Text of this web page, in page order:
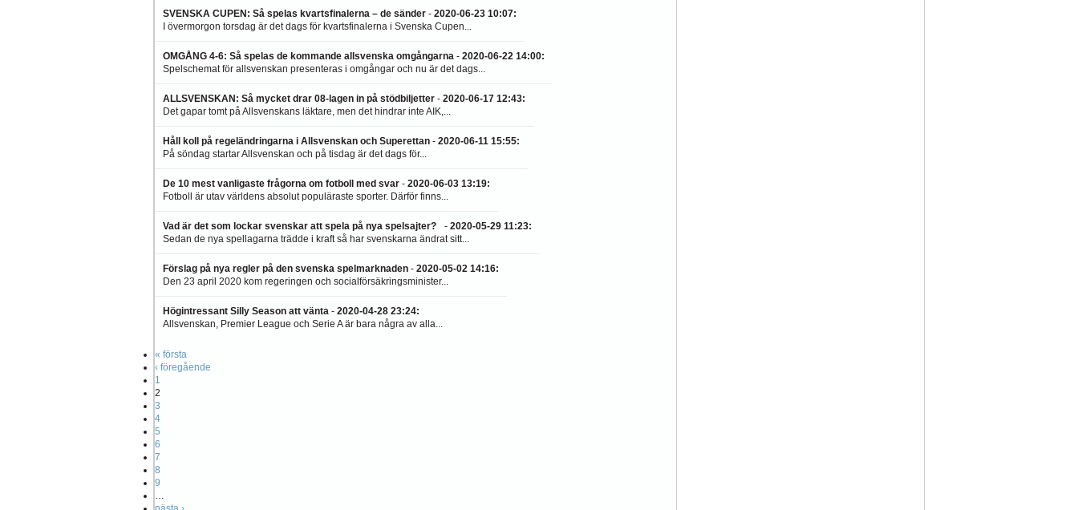
SVENSKA CUPEN: Så spelas kvartsfinalerna – de sänder - 2020-06-23 10:07:
I övermorgon torsdag är det dags för kvartsfinalerna i Svenska Cupen...
OMGÅNG 4-6: Så spelas de kommande allsvenska omgångarna - 2020-06-22 14:00:
Spelschemat för allsvenskan presenteras i omgångar och nu är det dags...
ALLSVENSKAN: Så mycket drar 08-lagen in på stödbiljetter - 2020-06-17 12:43:
Det gapar tomt på Allsvenskans läktare, men det hindrar inte AIK,...
Håll koll på regeländringarna i Allsvenskan och Superettan - 2020-06-11 15:55:
På söndag startar Allsvenskan och på tisdag är det dags för...
De 10 mest vanligaste frågorna om fotboll med svar - 2020-06-03 13:19:
Fotboll är utav världens absolut populäraste sporter. Därför finns...
Vad är det som lockar svenskar att spela på nya spelsajter? - 2020-05-29 11:23:
Sedan de nya spellagarna trädde i kraft så har svenskarna ändrat sitt...
Förslag på nya regler på den svenska spelmarknaden - 2020-05-02 14:16:
Den 23 april 2020 kom regeringen och socialförsäkringsminister...
Högintressant Silly Season att vänta - 2020-04-28 23:24:
Allsvenskan, Premier League och Serie A är bara några av alla...
« första
‹ föregående
1
2
3
4
5
6
7
8
9
…